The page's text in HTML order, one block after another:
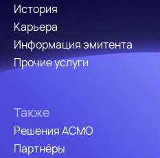
История
Карьера
Информация эмитента
Прочие услуги
Также
Решения АСМО
Партнёры